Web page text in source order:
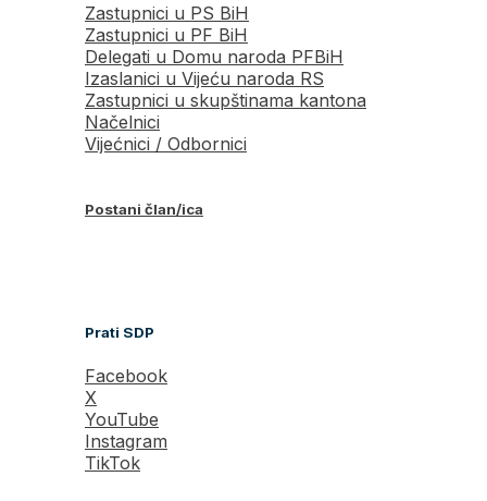
Zastupnici u PS BiH
Zastupnici u PF BiH
Delegati u Domu naroda PFBiH
Izaslanici u Vijeću naroda RS
Zastupnici u skupštinama kantona
Načelnici
Vijećnici / Odbornici
Postani član/ica
Prati SDP
Facebook
X
YouTube
Instagram
TikTok